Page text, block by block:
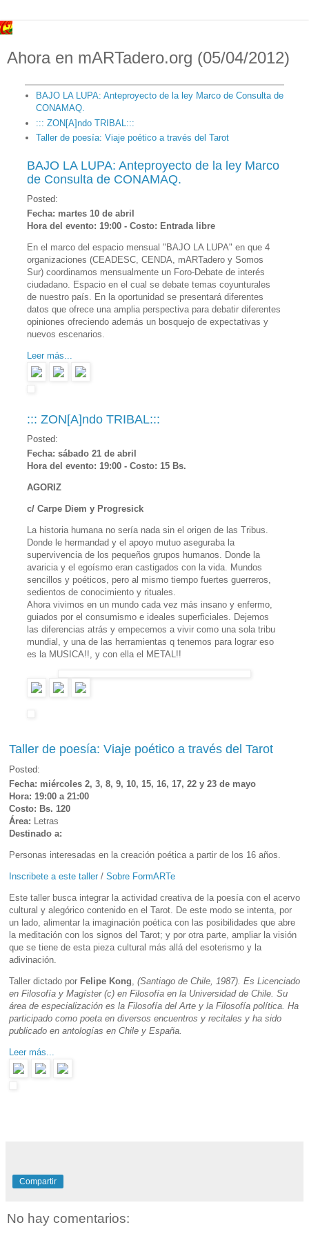
Ahora en mARTadero.org (05/04/2012)
BAJO LA LUPA: Anteproyecto de la ley Marco de Consulta de
CONAMAQ.
::: ZON[A]ndo TRIBAL:::
Taller de poesía: Viaje poético a través del Tarot
BAJO LA LUPA: Anteproyecto de la ley Marco
de Consulta de CONAMAQ.
Posted:
Fecha: martes 10 de abril
Hora del evento: 19:00 - Costo: Entrada libre
En el marco del espacio mensual "BAJO LA LUPA" en que 4
organizaciones (CEADESC, CENDA, mARTadero y Somos
Sur) coordinamos mensualmente un Foro-Debate de interés
ciudadano. Espacio en el cual se debate temas coyunturales
de nuestro país. En la oportunidad se presentará diferentes
datos que ofrece una amplia perspectiva para debatir diferentes
opiniones ofreciendo además un bosquejo de expectativas y
nuevos escenarios.
Leer más...
::: ZON[A]ndo TRIBAL:::
Posted:
Fecha: sábado 21 de abril
Hora del evento: 19:00 - Costo: 15 Bs.
AGORIZ
c/ Carpe Diem y Progresick
La historia humana no sería nada sin el origen de las Tribus.
Donde le hermandad y el apoyo mutuo aseguraba la
supervivencia de los pequeños grupos humanos. Donde la
avaricia y el egoísmo eran castigados con la vida. Mundos
sencillos y poéticos, pero al mismo tiempo fuertes guerreros,
sedientos de conocimiento y rituales.
Ahora vivimos en un mundo cada vez más insano y enfermo,
guiados por el consumismo e ideales superficiales. Dejemos
las diferencias atrás y empecemos a vivir como una sola tribu
mundial, y una de las herramientas q tenemos para lograr eso
es la MUSICA!!, y con ella el METAL!!
Taller de poesía: Viaje poético a través del Tarot
Posted:
Fecha: miércoles 2, 3, 8, 9, 10, 15, 16, 17, 22 y 23 de mayo
Hora: 19:00 a 21:00
Costo: Bs. 120
Área: Letras
Destinado a:
Personas interesadas en la creación poética a partir de los 16 años.
Inscribete a este taller / Sobre FormARTe
Este taller busca integrar la actividad creativa de la poesía con el acervo
cultural y alegórico contenido en el Tarot. De este modo se intenta, por
un lado, alimentar la imaginación poética con las posibilidades que abre
la meditación con los signos del Tarot; y por otra parte, ampliar la visión
que se tiene de esta pieza cultural más allá del esoterismo y la
adivinación.
Taller dictado por Felipe Kong, (Santiago de Chile, 1987). Es Licenciado
en Filosofía y Magíster (c) en Filosofía en la Universidad de Chile. Su
área de especialización es la Filosofía del Arte y la Filosofía política. Ha
participado como poeta en diversos encuentros y recitales y ha sido
publicado en antologías en Chile y España.
Leer más...
Compartir
No hay comentarios: